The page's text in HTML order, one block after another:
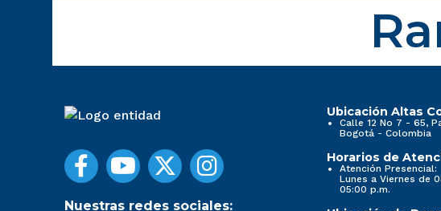
Nuestras redes sociales:
Ubicación Altas
Calle 12 No 7 - 65,
Bogotá - Colombia
Horarios de
Atención Presencial:
Lunes a Viernes de
05:00 p.m.